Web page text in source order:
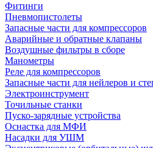
Фитинги
Пневмопистолеты
Запасные части для компрессоров
Аварийные и обратные клапаны
Воздушные фильтры в сборе
Манометры
Реле для компрессоров
Запасные части для нейлеров и
Электроинструмент
Точильные станки
Пуско-зарядные устройства
Оснастка для МФИ
Насадки для УШМ